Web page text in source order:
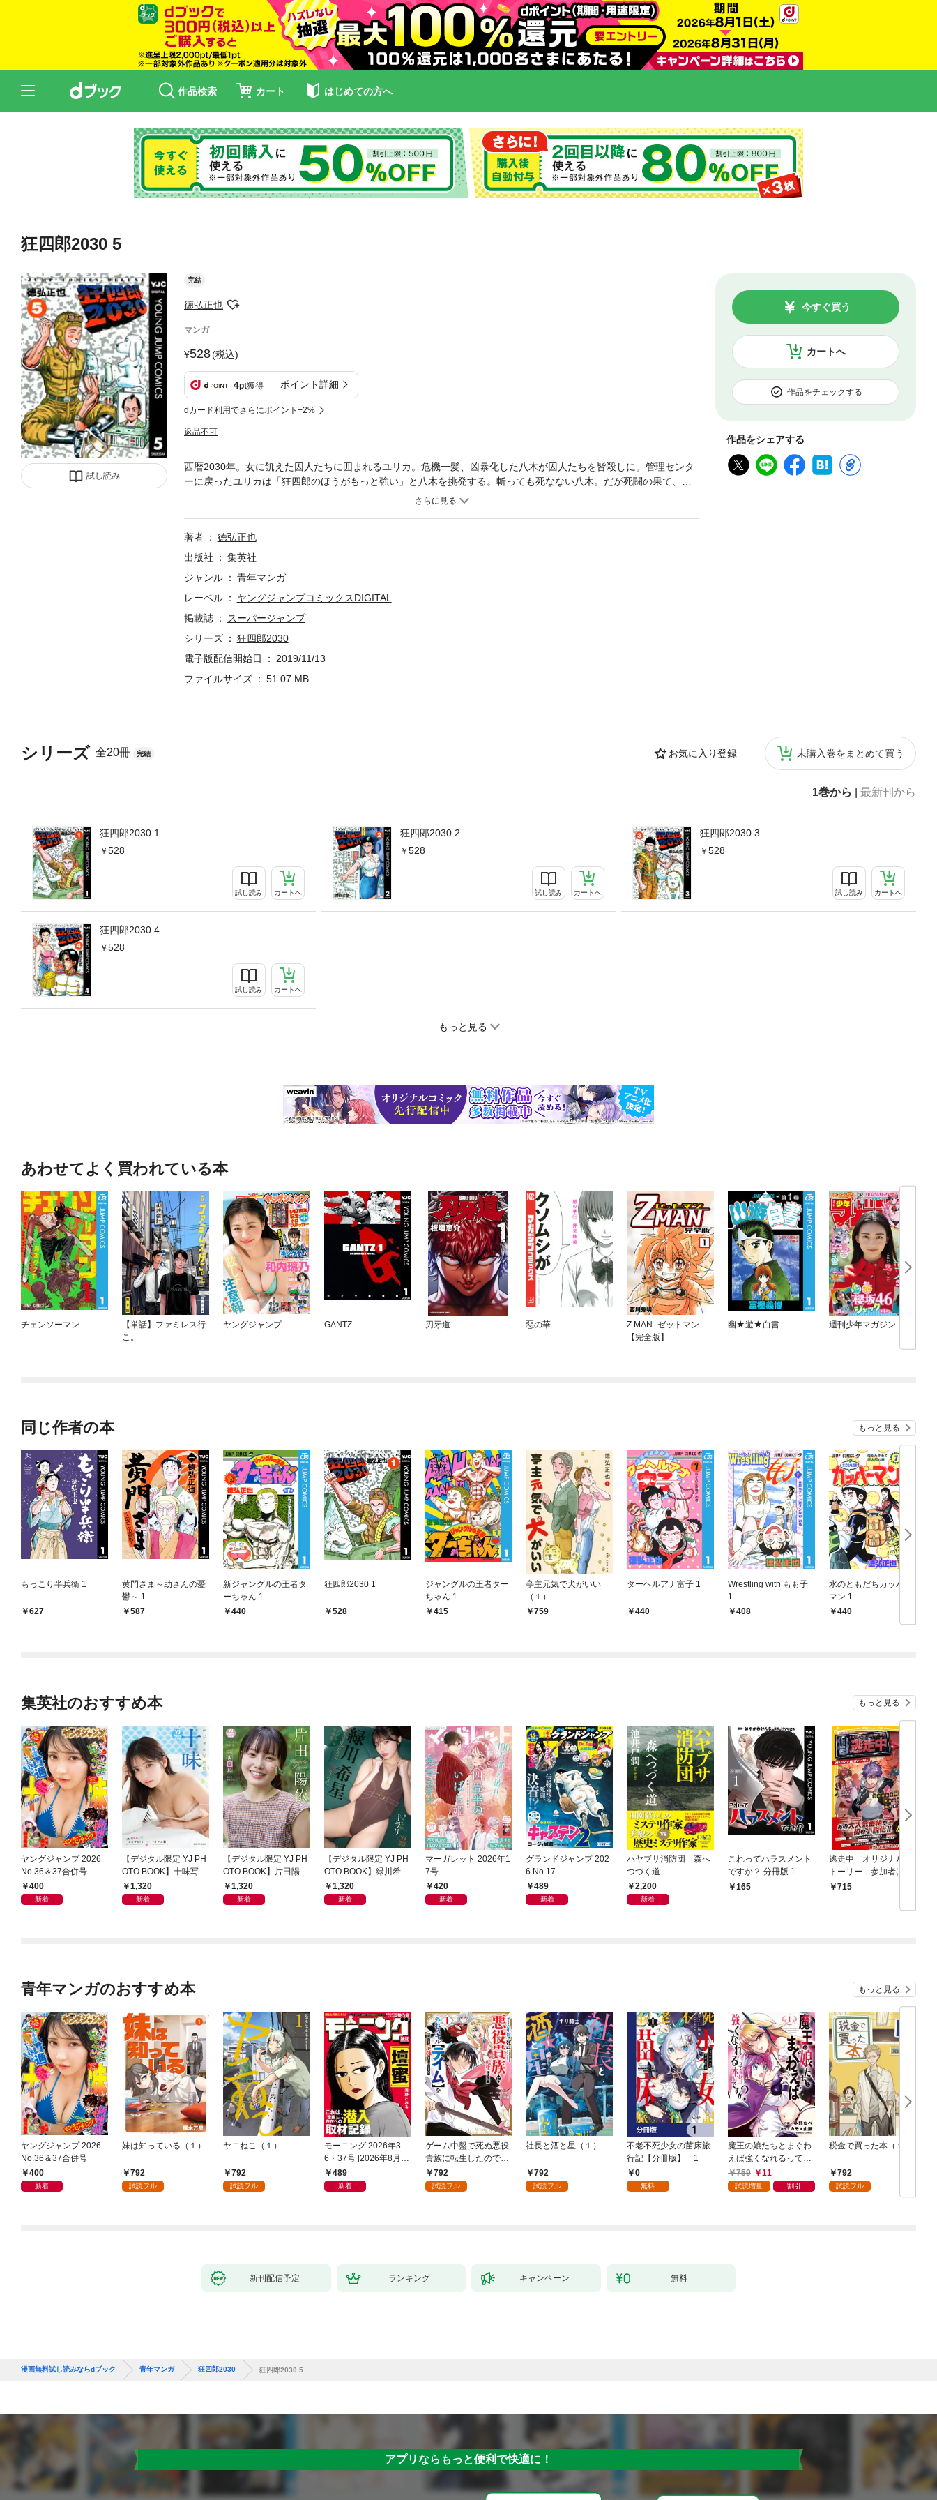
作品検索 カート はじめての方へ
狂四郎2030 5
試し読み
完結
徳弘正也
マンガ
528(税込)
4pt獲得 ポイント詳細
dカード利用でさらにポイント+2%
返品不可
カートへ
今すぐ買う
作品をチェックする
作品をシェアする
シリーズ 全20冊 完結 お気に入り登録 未購入巻をまとめて買う
1巻から 最新刊から
狂四郎2030 1
528
試し読み カートへ
狂四郎2030 2
528
試し読み カートへ
狂四郎2030 3
528
試し読み カートへ
狂四郎2030 4
528
試し読み カートへ
もっと見る
西暦2030年。女に飢えた囚人たちに囲まれるユリカ。危機一髪、凶暴化した八木が囚人たちを皆殺しに。管理センタ
ーに戻ったユリカは「狂四郎のほうがもっと強い」と八木を挑発する。斬っても死なない八木。だが死闘の果て、狂
著者
徳弘正也
出版社
集英社
ジャンル
青年マンガ
レーベル
ヤングジャンプコミックスDIGITAL
掲載誌
スーパージャンプ
シリーズ
狂四郎2030
電子版配信開始日
2019/11/13
ファイルサイズ
51.07 MB
あわせてよく買われている本
チェンソーマン
【単話】ファミレス行
こ。
ヤングジャンプ GANTZ 刃牙道 惡の華
Z MAN -ゼットマン-
【完全版】
幽★遊★白書 週刊少年マガジン
同じ作者の本 もっと見る
もっこり半兵衛 1
627
黄門さま～助さんの憂
鬱～ 1
587
新ジャングルの王者タ
ーちゃん 1
440
狂四郎2030 1
528
ジャングルの王者ター
ちゃん 1
415
亭主元気で犬がいい
（１）
759
ターヘルアナ富子 1
440
Wrestling with もも子
1
408
水のともだちカッパー
マン 1
440
集英社のおすすめ本 もっと見る
ヤングジャンプ 2026
No.36＆37合併号
400
新着
【デジタル限定 YJ PH
OTO BOOK】十味写真
集「続・『ぽみ』！？
どこでもトレイン・ベ
1,320
新着
【デジタル限定 YJ PH
OTO BOOK】片田陽依
写真集「羽色日和」
1,320
新着
【デジタル限定 YJ PH
OTO BOOK】緑川希星
写真集「きらら、キラ
リ」
1,320
新着
マーガレット 2026年1
7号
420
新着
グランドジャンプ 202
6 No.17
489
新着
ハヤブサ消防団 森へ
つづく道
2,200
新着
これってハラスメント
ですか？ 分冊版 1
165
逃走中 オリジナルス
トーリー 参加者は小
学生！？ 渋谷の街を
715
青年マンガのおすすめ本 もっと見る
ヤングジャンプ 2026
No.36＆37合併号
400
新着
妹は知っている（１）
792
試読フル
ヤニねこ（１）
792
試読フル
モーニング 2026年3
6・37号 [2026年8月6
日発売]
489
新着
ゲーム中盤で死ぬ悪役
貴族に転生したので、
外れスキル【テイム】
を駆使して最強を目指
792
試読フル
社長と酒と星（１）
792
試読フル
不老不死少女の苗床旅
行記【分冊版】 1
0
無料
魔王の娘たちとまぐわ
えば強くなれるって本
当ですか？【特典ペー
パー付き】【カラーペ
759 11
試読増量 割引
税金で買った本（１）
792
試読フル
新刊配信予定 ランキング キャンペーン 無料
漫画無料試し読みならdブック 青年マンガ 狂四郎2030 狂四郎2030 5
アプリならもっと便利で快適に！